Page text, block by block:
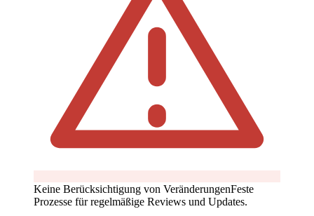
Keine Berücksichtigung von VeränderungenFeste
Prozesse für regelmäßige Reviews und Updates.